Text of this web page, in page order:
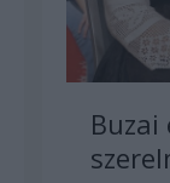
Buzai